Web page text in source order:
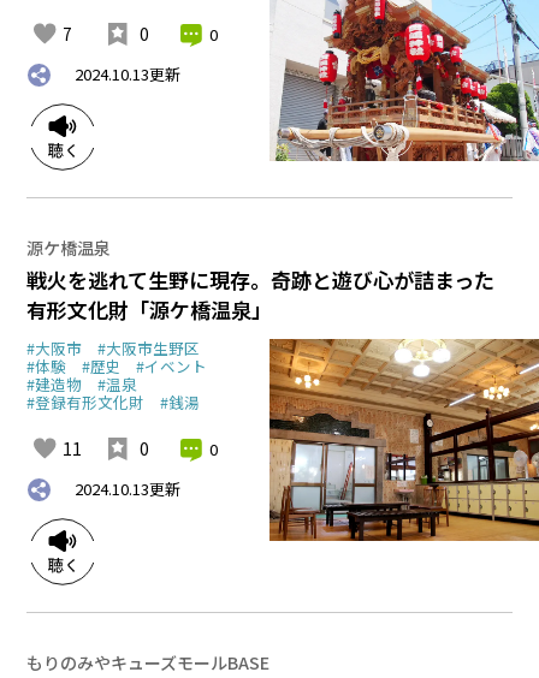
7 0
0
2024.10.13更新
源ケ橋温泉
戦火を逃れて生野に現存。奇跡と遊び心が詰まった
有形文化財「源ケ橋温泉」
#大阪市 #大阪市生野区
#体験 #歴史 #イベント
#建造物 #温泉
#登録有形文化財 #銭湯
11 0
0
2024.10.13更新
もりのみやキューズモールBASE